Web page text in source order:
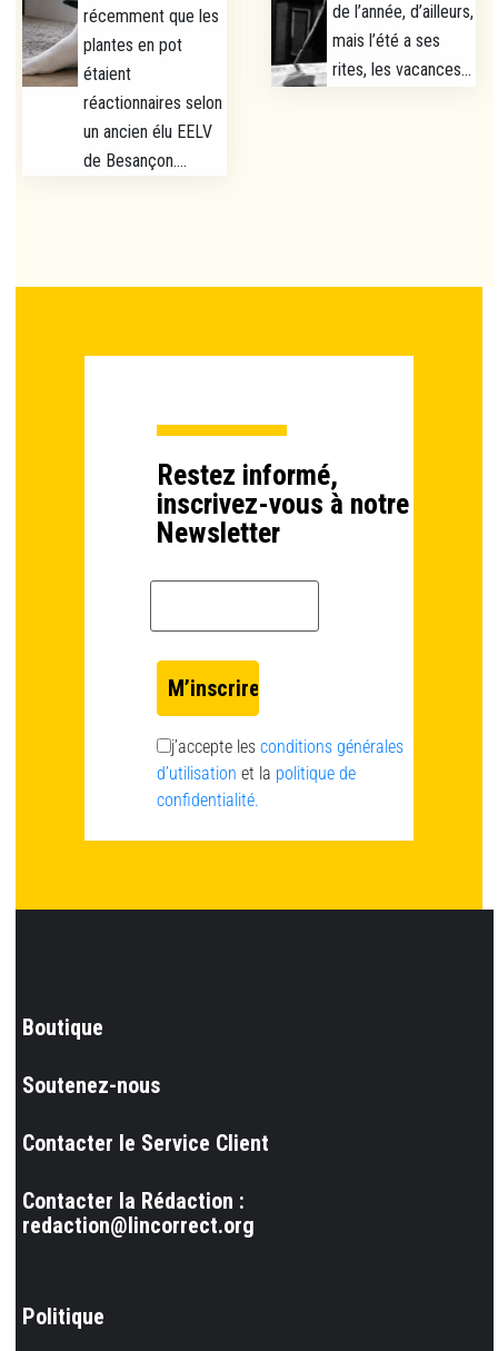
récemment que les
plantes en pot
étaient
réactionnaires selon
un ancien élu EELV
de Besançon....
de l’année, d’ailleurs,
mais l’été a ses
rites, les vacances...
Restez informé,
inscrivez-vous à notre
Newsletter
j’accepte les conditions générales
d’utilisation et la politique de
confidentialité.
Boutique
Soutenez-nous
Contacter le Service Client
Contacter la Rédaction :
redaction@lincorrect.org
Politique